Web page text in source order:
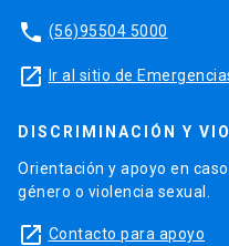
phone (56)95504 5000
launch Ir al sitio de
DISCRIMINACIÓN Y
Orientación y apoyo en
género o violencia sexual.
launch Contacto para apoyo